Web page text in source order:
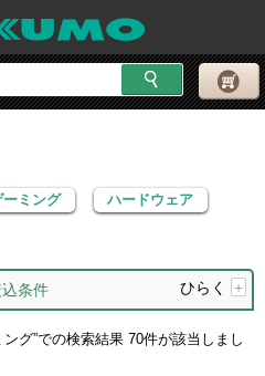
ハードウェア
ーミング ハードウェア
条件 ひらく +
ング”での検索結果 70件が該当しまし